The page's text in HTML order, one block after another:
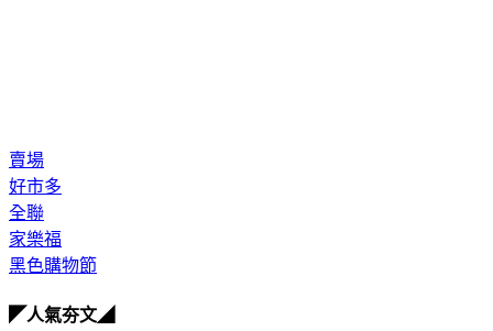
賣場
好市多
全聯
家樂福
黑色購物節
◤人氣夯文◢